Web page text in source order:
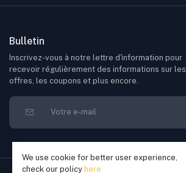
Bulletin
Inscrivez-vous à notre lettre d'information pour
recevoir régulièrement des informations sur les
offres, les coupons et plus encore.
We use cookie for better user experience,
check our policy here